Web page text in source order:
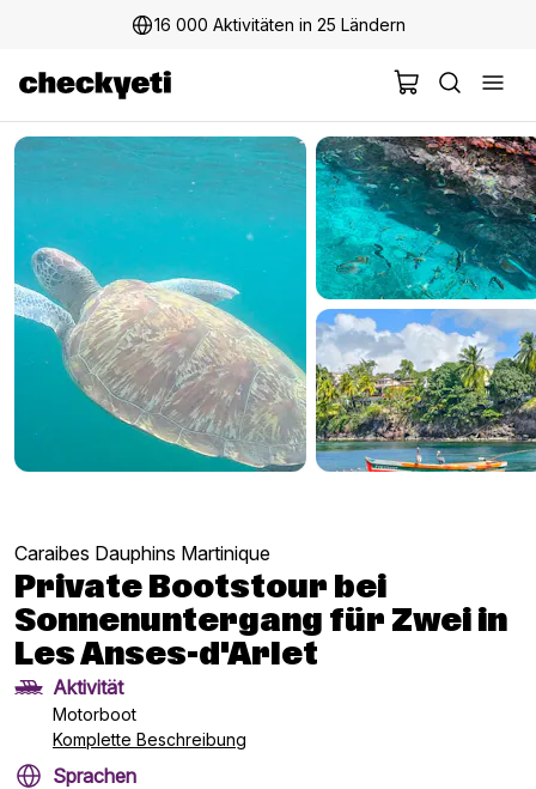
2 Millionen+ glückliche Kunden
Caraibes Dauphins Martinique
Private Bootstour bei
Sonnenuntergang für Zwei in
Les Anses-d'Arlet
Aktivität
Motorboot
Komplette Beschreibung
Sprachen